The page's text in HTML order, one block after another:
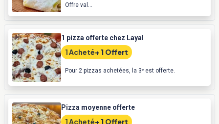
Offre val...
1 pizza offerte chez Layal
1 Acheté+ 1 Offert
Pour 2 pizzas achetées, la 3ᵉ est offerte.
Pizza moyenne offerte
1 Acheté+ 1 Offert